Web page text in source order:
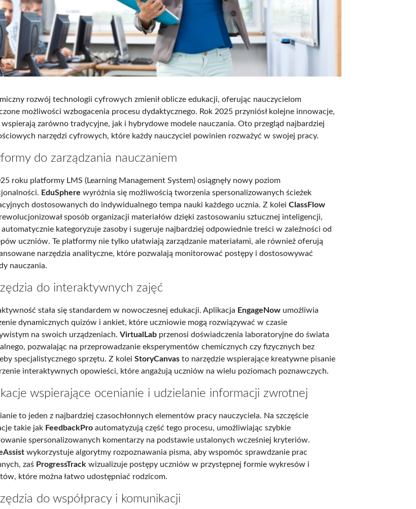
rozwój technologii cyfrowych zmienił oblicze edukacji, oferując nauczycielom
możliwości wzbogacenia procesu dydaktycznego. Rok 2025 przyniósł kolejne innowacje,
wspierają zarówno tradycyjne, jak i hybrydowe modele nauczania. Oto przegląd najbardziej
narzędzi cyfrowych, które każdy nauczyciel powinien rozważyć w swojej pracy.
do zarządzania nauczaniem
roku platformy LMS (Learning Management System) osiągnęły nowy poziom
EduSphere wyróżnia się możliwością tworzenia spersonalizowanych ścieżek
dostosowanych do indywidualnego tempa nauki każdego ucznia. Z koleiClassFlow
sposób organizacji materiałów dzięki zastosowaniu sztucznej inteligencji,
kategoryzuje zasoby i sugeruje najbardziej odpowiednie treści w zależności od
uczniów. Te platformy nie tylko ułatwiają zarządzanie materiałami, ale również oferują
narzędzia analityczne, które pozwalają monitorować postępy i dostosowywać
nauczania.
do interaktywnych zajęć
stała się standardem w nowoczesnej edukacji. Aplikacja EngageNow umożliwia
dynamicznych quizów i ankiet, które uczniowie mogą rozwiązywać w czasie
na swoich urządzeniach.VirtualLab przenosi doświadczenia laboratoryjne do świata
pozwalając na przeprowadzanie eksperymentów chemicznych czy fizycznych bez
specjalistycznego sprzętu. Z koleiStoryCanvas to narzędzie wspierające kreatywne pisanie
interaktywnych opowieści, które angażują uczniów na wielu poziomach poznawczych.
wspierające ocenianie i udzielanie informacji zwrotnej
to jeden z najbardziej czasochłonnych elementów pracy nauczyciela. Na szczęście
takie jak FeedbackPro automatyzują część tego procesu, umożliwiając szybkie
spersonalizowanych komentarzy na podstawie ustalonych wcześniej kryteriów.
wykorzystuje algorytmy rozpoznawania pisma, aby wspomóc sprawdzanie prac
zaś ProgressTrack wizualizuje postępy uczniów w przystępnej formie wykresów i
które można łatwo udostępniać rodzicom.
do współpracy i komunikacji